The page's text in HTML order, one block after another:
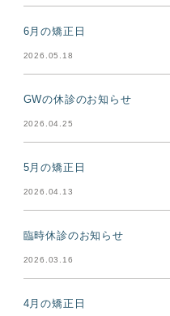
6月の矯正日
2026.05.18
GWの休診のお知らせ
2026.04.25
5月の矯正日
2026.04.13
臨時休診のお知らせ
2026.03.16
4月の矯正日